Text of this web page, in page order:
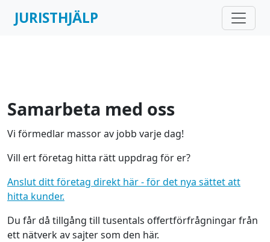
JURISTHJÄLP
Samarbeta med oss
Vi förmedlar massor av jobb varje dag!
Vill ert företag hitta rätt uppdrag för er?
Anslut ditt företag direkt här - för det nya sättet att
hitta kunder.
Du får då tillgång till tusentals offertförfrågningar från
ett nätverk av sajter som den här.